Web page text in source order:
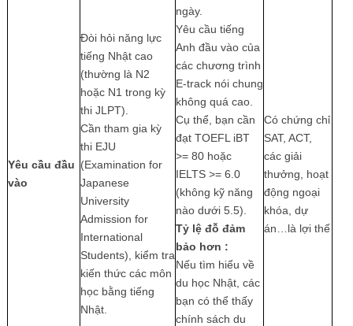
Yêu cầu đầu
vào
Đòi hỏi năng lực
tiếng Nhật cao
(thường là N2
hoặc N1 trong kỳ
thi JLPT).
Cần tham gia kỳ
thi EJU
(Examination for
Japanese
University
Admission for
International
Students), kiểm tra
kiến thức các môn
học bằng tiếng
Nhật.
ngày.
Yêu cầu tiếng
Anh đầu vào của
các chương trình
E-track nói chung
không quá cao.
Cụ thể, bạn cần
đạt TOEFL iBT
>= 80 hoặc
IELTS >= 6.0
(không kỹ năng
nào dưới 5.5).
Tỷ lệ đỗ đảm
bảo hơn :
Nếu tìm hiểu về
du học Nhật, các
bạn có thể thấy
chính sách du
Có chứng chỉ
SAT, ACT,
các giải
thưởng, hoạt
động ngoại
khóa, dự
án…là lợi thế